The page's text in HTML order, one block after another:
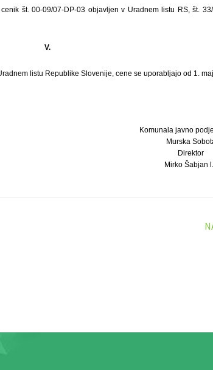
št. 00-09/07-DP-03 objavljen v Uradnem listu RS, št.
V.
listu Republike Slovenije, cene se uporabljajo od 1.
Komunala javno
Murska
Direktor
Mirko Šabjan